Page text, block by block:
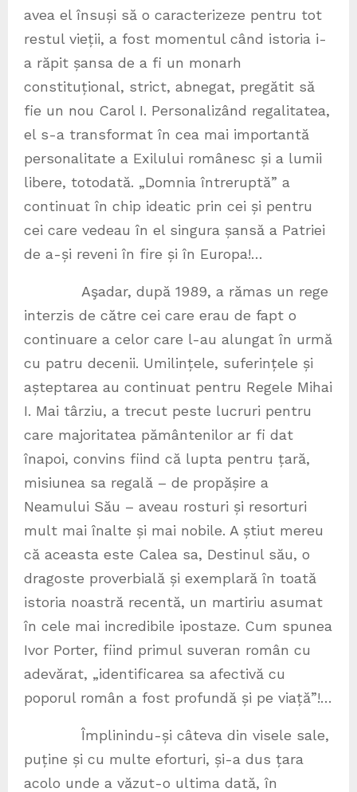
avea el însuși să o caracterizeze pentru tot
restul vieții, a fost momentul când istoria i-
a răpit șansa de a fi un monarh
constituțional, strict, abnegat, pregătit să
fie un nou Carol I. Personalizând regalitatea,
el s-a transformat în cea mai importantă
personalitate a Exilului românesc și a lumii
libere, totodată. „Domnia întreruptă” a
continuat în chip ideatic prin cei și pentru
cei care vedeau în el singura șansă a Patriei
de a-și reveni în fire și în Europa!…
Aşadar, după 1989, a rămas un rege
interzis de către cei care erau de fapt o
continuare a celor care l-au alungat în urmă
cu patru decenii. Umilințele, suferințele și
așteptarea au continuat pentru Regele Mihai
I. Mai târziu, a trecut peste lucruri pentru
care majoritatea pământenilor ar fi dat
înapoi, convins fiind că lupta pentru țară,
misiunea sa regală – de propășire a
Neamului Său – aveau rosturi și resorturi
mult mai înalte și mai nobile. A știut mereu
că aceasta este Calea sa, Destinul său, o
dragoste proverbială și exemplară în toată
istoria noastră recentă, un martiriu asumat
în cele mai incredibile ipostaze. Cum spunea
Ivor Porter, fiind primul suveran român cu
adevărat, „identificarea sa afectivă cu
poporul român a fost profundă și pe viață”!…
Împlinindu-și câteva din visele sale,
puține și cu multe eforturi, și-a dus țara
acolo unde a văzut-o ultima dată, în